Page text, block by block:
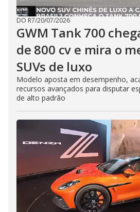
DO R7/20/07/2026
GWM Tank 700
de 800 cv e mira o
SUVs de luxo
Modelo aposta em desempenho,
recursos avançados para disputar
de alto padrão